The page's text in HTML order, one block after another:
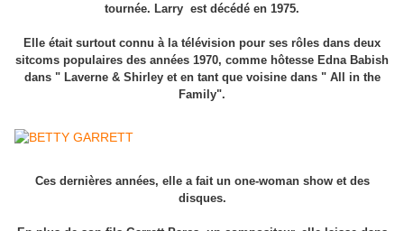
tournée. Larry est décédé en 1975.
Elle était surtout connu à la télévision pour ses rôles dans deux
sitcoms populaires des années 1970, comme hôtesse Edna Babish
dans " Laverne & Shirley et en tant que voisine dans " All in the
Family".
Ces dernières années, elle a fait un one-woman show et des
disques.